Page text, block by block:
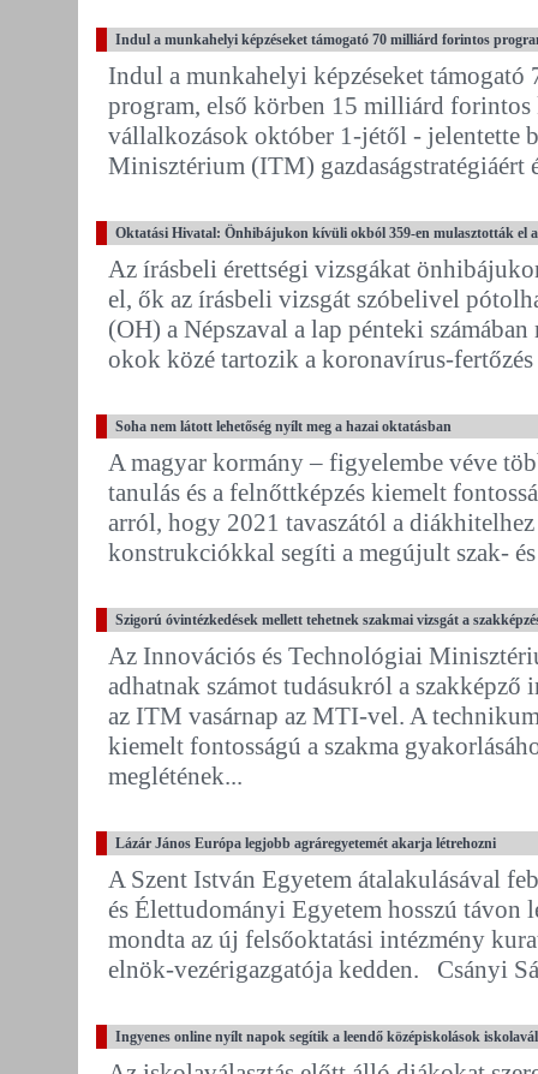
Indul a munkahelyi képzéseket támogató 70 milliárd forintos
Indul a munkahelyi képzéseket
program, első körben 15 milliárd forintos
vállalkozások október 1-jétől - jelentette
Minisztérium (ITM) gazdaságstratégiáért
Oktatási Hivatal: Önhibájukon kívüli okból 359-en mulasztották el
Az írásbeli érettségi vizsgákat
el, ők az írásbeli vizsgát szóbelivel
(OH) a Népszaval a lap pénteki
okok közé tartozik a koronavírus-fertőzés
Soha nem látott lehetőség nyílt meg a hazai oktatásban
A magyar kormány – figyelembe véve
tanulás és a felnőttképzés kiemelt
arról, hogy 2021 tavaszától a
konstrukciókkal segíti a megújult szak-
Szigorú óvintézkedések mellett tehetnek szakmai vizsgát a
Az Innovációs és Technológiai
adhatnak számot tudásukról a
az ITM vasárnap az MTI-vel. A
kiemelt fontosságú a szakma
meglétének...
Lázár János Európa legjobb agráregyetemét akarja létrehozni
A Szent István Egyetem átalakulásával
és Élettudományi Egyetem hosszú távon
mondta az új felsőoktatási intézmény
elnök-vezérigazgatója kedden. Csányi
Ingyenes online nyílt napok segítik a leendő középiskolások